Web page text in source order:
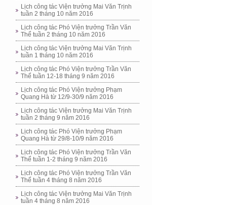
Lịch công tác Viện trưởng Mai Văn Trịnh
tuần 2 tháng 10 năm 2016
Lịch công tác Phó Viện trưởng Trần Văn
Thể tuần 2 tháng 10 năm 2016
Lịch công tác Viện trưởng Mai Văn Trịnh
tuần 1 tháng 10 năm 2016
Lịch công tác Phó Viện trưởng Trần Văn
Thể tuần 12-18 tháng 9 năm 2016
Lịch công tác Phó Viện trưởng Phạm
Quang Hà từ 12/9-30/9 năm 2016
Lịch công tác Viện trưởng Mai Văn Trịnh
tuần 2 tháng 9 năm 2016
Lịch công tác Phó Viện trưởng Phạm
Quang Hà từ 29/8-10/9 năm 2016
Lịch công tác Phó Viện trưởng Trần Văn
Thể tuần 1-2 tháng 9 năm 2016
Lịch công tác Phó Viện trưởng Trần Văn
Thể tuần 4 tháng 8 năm 2016
Lịch công tác Viện trưởng Mai Văn Trịnh
tuần 4 tháng 8 năm 2016